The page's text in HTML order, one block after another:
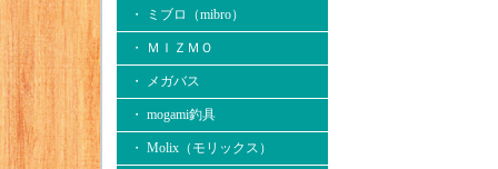
・ ミブロ（mibro）
・ ＭＩＺＭＯ
・ メガバス
・ mogami釣具
・ Molix（モリックス）